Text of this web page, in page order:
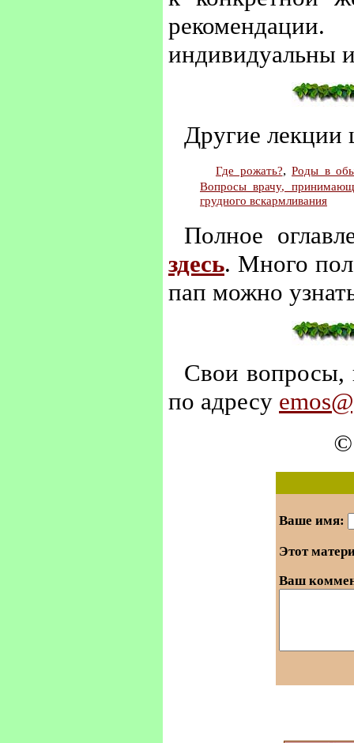
индивидуальны
Другие лекции
Где рожать?, Роды в
Вопросы врачу,
грудного вскармливания
Полное
здесь. Много
пап можно
Свои вопросы,
по адресу
©
Ваше имя:
Этот
Ваш